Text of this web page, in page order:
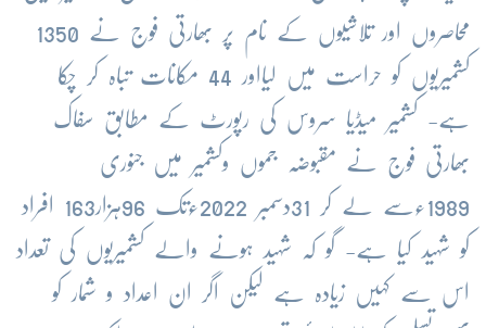
محاصروں اور تلاشیوں کے نام پر بھارتی فوج نے 1350
کشمیریوں کو حراست میں لیااور 44 مکانات تباہ کر چکا
ہے- کشمیر میڈیا سروس کی رپورٹ کے مطابق سفاک
بھارتی فوج نے مقبوضہ جموں وکشمیر میں جنوری
1989ءسے لے کر 31دسمبر 2022ءتک 96ہزار163 افراد
کو شہید کیا ہے- گو کہ شہید ہونے والے کشمیریوں کی تعداد
اس سے کہیں زیادہ ہے لیکن اگر ان اعداد و شمار کو